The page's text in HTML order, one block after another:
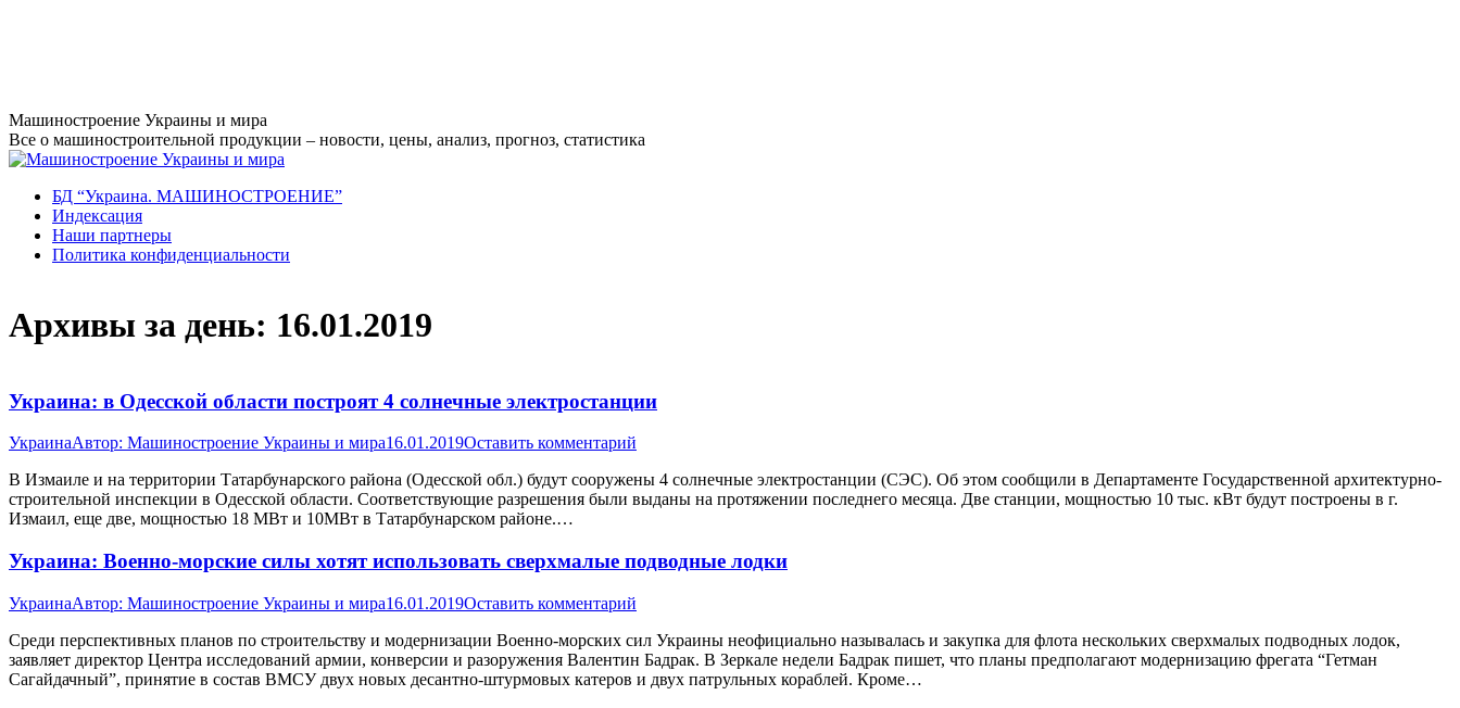
Перейти
к
содержанию
Машиностроение Украины и мира
Все о машиностроительной продукции – новости, цены, анализ, прогноз, статистика
БД “Украина. МАШИНОСТРОЕНИЕ”
Индекcация
Наши партнеры
Политика конфиденциальности
Архивы за день: 16.01.2019
Украина: в Одесской области построят 4 солнечные электростанции
УкраинаАвтор: Машиностроение Украины и мира16.01.2019Оставить комментарий
В Измаиле и на территории Татарбунарского района (Одесской обл.) будут сооружены 4 солнечные электростанции (СЭС). Об этом сообщили в Департаменте Государственной архитектурно-
строительной инспекции в Одесской области. Соответствующие разрешения были выданы на протяжении последнего месяца. Две станции, мощностью 10 тыс. кВт будут построены в г.
Измаил, еще две, мощностью 18 МВт и 10МВт в Татарбунарском районе.…
Украина: Военно-морские силы хотят использовать сверхмалые подводные лодки
УкраинаАвтор: Машиностроение Украины и мира16.01.2019Оставить комментарий
Среди перспективных планов по строительству и модернизации Военно-морских сил Украины неофициально называлась и закупка для флота нескольких сверхмалых подводных лодок,
заявляет директор Центра исследований армии, конверсии и разоружения Валентин Бадрак. В Зеркале недели Бадрак пишет, что планы предполагают модернизацию фрегата “Гетман
Сагайдачный”, принятие в состав ВМСУ двух новых десантно-штурмовых катеров и двух патрульных кораблей. Кроме…